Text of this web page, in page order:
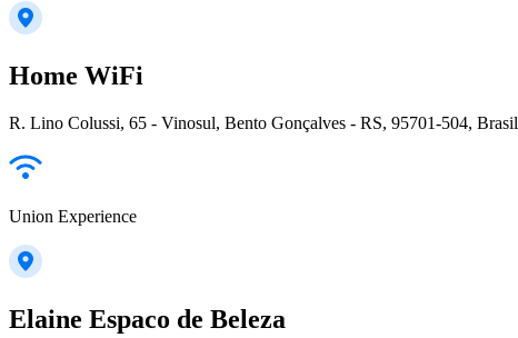
Home WiFi
R. Lino Colussi, 65 - Vinosul, Bento Gonçalves - RS, 95701-504, Brasil
Union Experience
Elaine Espaco de Beleza